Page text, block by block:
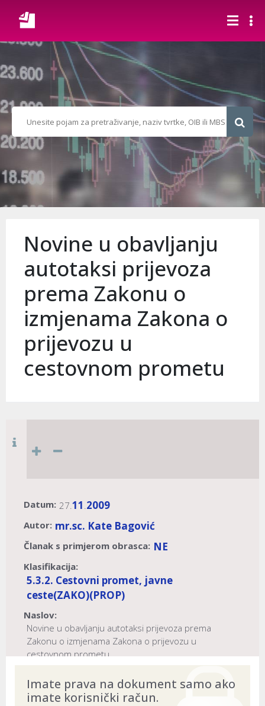
Novine u obavljanju
autotaksi prijevoza
prema Zakonu o
izmjenama Zakona o
prijevozu u
cestovnom prometu
Datum: 27.11 .2009
Autor: mr.sc. Kate Bagović
Članak s primjerom obrasca: NE
Klasifikacija:
5.3.2. Cestovni promet, javne
ceste(ZAKO)(PROP)
Naslov:
Novine u obavljanju autotaksi prijevoza prema
Zakonu o izmjenama Zakona o prijevozu u
cestovnom prometu
Imate prava na dokument samo ako
imate korisnički račun.